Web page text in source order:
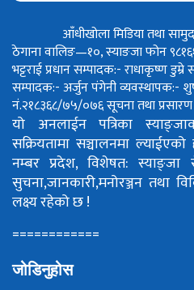
आँधीखोला मिडिया तथा
ठेगाना वालिङ—१०, स्याङजा फोन
भट्टराईप्रधान सम्पादक:- राधाकृष्ण डुम्रे
सम्पादक:- अर्जुन पंगेनीव्यवस्थापक:-
नं.२१८३६८/७५/०७६सूचना तथा
यो अनलाईन पत्रिका
सक्रियतामा सञ्चालनमा ल्याईएको
नम्बर प्रदेश, विशेषत: स्याङ्जा
सुचना,जानकारी,मनोरञ्जन तथा
लक्ष्य रहेको छ !
============
जोडिनुहोस